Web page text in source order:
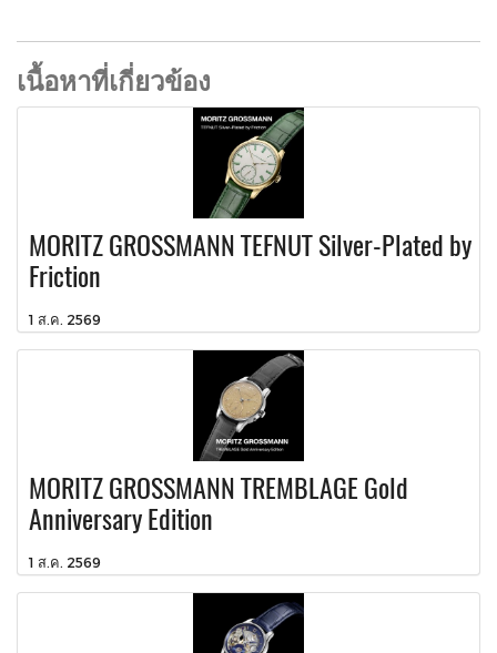
เนื้อหาที่เกี่ยวข้อง
MORITZ GROSSMANN TEFNUT Silver-Plated by
Friction
1 ส.ค. 2569
MORITZ GROSSMANN TREMBLAGE Gold
Anniversary Edition
1 ส.ค. 2569